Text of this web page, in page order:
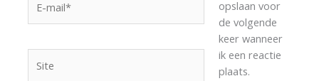
mail*
opslaan voor
de volgende
keer wanneer
ik een reactie
plaats.